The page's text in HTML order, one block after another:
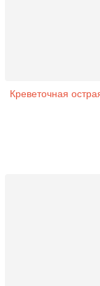
Креветочная